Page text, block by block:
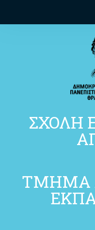
ΣΧΟΛΗ
ΤΜΗΜΑ